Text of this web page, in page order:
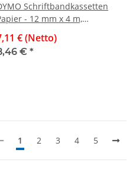
Schriftbandkassetten
- 12 mm x 4 m,
€ (Netto)
€ *
1 2 3 4 5